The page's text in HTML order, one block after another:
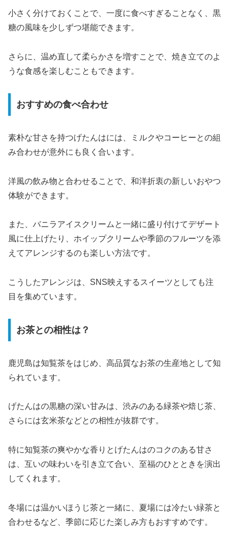
小さく分けておくことで、一度に食べすぎることなく、黒
糖の風味を少しずつ堪能できます。
さらに、温め直して柔らかさを増すことで、焼き立てのよ
うな食感を楽しむこともできます。
おすすめの食べ合わせ
素朴な甘さを持つげたんはには、ミルクやコーヒーとの組
み合わせが意外にも良く合います。
洋風の飲み物と合わせることで、和洋折衷の新しいおやつ
体験ができます。
また、バニラアイスクリームと一緒に盛り付けてデザート
風に仕上げたり、ホイップクリームや季節のフルーツを添
えてアレンジするのも楽しい方法です。
こうしたアレンジは、SNS映えするスイーツとしても注
目を集めています。
お茶との相性は？
鹿児島は知覧茶をはじめ、高品質なお茶の生産地として知
られています。
げたんはの黒糖の深い甘みは、渋みのある緑茶や焙じ茶、
さらには玄米茶などとの相性が抜群です。
特に知覧茶の爽やかな香りとげたんはのコクのある甘さ
は、互いの味わいを引き立て合い、至福のひとときを演出
してくれます。
冬場には温かいほうじ茶と一緒に、夏場には冷たい緑茶と
合わせるなど、季節に応じた楽しみ方もおすすめです。